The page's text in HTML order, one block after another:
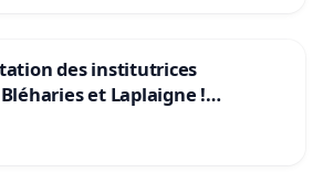
des institutrices
et Laplaigne !
de nos enfants.